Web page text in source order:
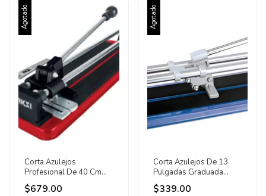
Agotado
Corta Azulejos
Profesional De 40 Cm
Con Baleros Aksi
$679.00
Agotado
Corta Azulejos De 13
Pulgadas Graduada
Marca Foy
$339.00